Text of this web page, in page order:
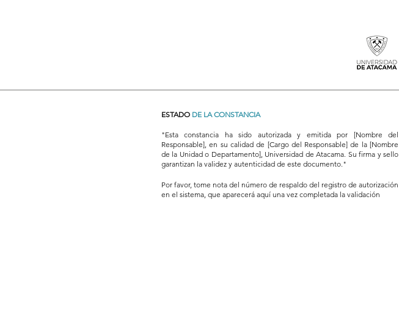
ESTADO DE LA CONSTANCIA
"Esta constancia ha sido autorizada y emitida por [Nombre del
Responsable], en su calidad de [Cargo del Responsable] de la [Nombre
de la Unidad o Departamento], Universidad de Atacama. Su firma y sello
garantizan la validez y autenticidad de este documento."
​Por favor, tome nota del número de respaldo del registro de autorización
en el sistema, que aparecerá aquí una vez completada la validación